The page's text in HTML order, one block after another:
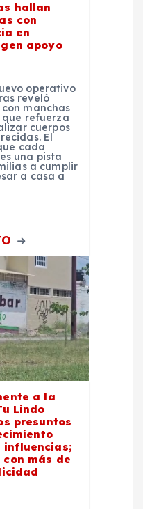
hallan
con
en
apoyo
operativo
reveló
manchas
refuerza
cuerpos
El
cada
una pista
a cumplir
a casa a
a la
Lindo
presuntos
más de